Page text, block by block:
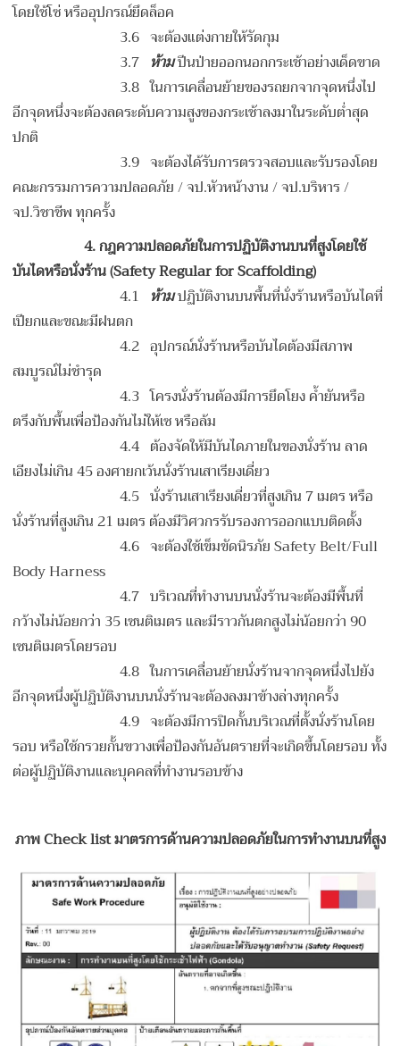
โดยใช้โซ่ หรืออุปกรณ์ยึดล็อค
3.6 จะต้องแต่งกายให้รัดกุม
3.7 ห้ามปีนป่ายออกนอกกระเช้าอย่างเด็ดขาด
3.8 ในการเคลื่อนย้ายของรถยกจากจุดหนึ่งไป
อีกจุดหนึ่งจะต้องลดระดับความสูงของกระเช้าลงมาในระดับต่ำสุด
ปกติ
3.9 จะต้องได้รับการตรวจสอบและรับรองโดย
คณะกรรมการความปลอดภัย / จป.หัวหน้างาน / จป.บริหาร /
จป.วิชาชีพ ทุกครั้ง
4. กฎความปลอดภัยในการปฏิบัติงานบนที่สูงโดยใช้
บันไดหรือนั่งร้าน(Safety Regular for Scaffolding)
4.1 ห้ามปฏิบัติงานบนพื้นที่นั่งร้านหรือบันไดที่
เปียกและขณะมีฝนตก
4.2 อุปกรณ์นั่งร้านหรือบันไดต้องมีสภาพ
สมบูรณ์ไม่ชำรุด
4.3 โครงนั่งร้านต้องมีการยึดโยง ค้ำยันหรือ
ตรึงกับพื้นเพื่อป้องกันไม่ให้เซ หรือล้ม
4.4 ต้องจัดให้มีบันไดภายในของนั่งร้าน ลาด
เอียงไม่เกิน 45 องศายกเว้นนั่งร้านเสาเรียงเดี่ยว
4.5 นั่งร้านเสาเรียงเดี่ยวที่สูงเกิน 7 เมตร หรือ
นั่งร้านที่สูงเกิน 21 เมตร ต้องมีวิศวกรรับรองการออกแบบติดตั้ง
4.6 จะต้องใช้เข็มขัดนิรภัย Safety Belt/Full
Body Harness
4.7 บริเวณที่ทำงานบนนั่งร้านจะต้องมีพื้นที่
กว้างไม่น้อยกว่า 35 เซนติเมตร และมีราวกันตกสูงไม่น้อยกว่า 90
เซนติเมตรโดยรอบ
4.8 ในการเคลื่อนย้ายนั่งร้านจากจุดหนึ่งไปยัง
อีกจุดหนึ่งผู้ปฏิบัติงานบนนั่งร้านจะต้องลงมาข้างล่างทุกครั้ง
4.9 จะต้องมีการปิดกั้นบริเวณที่ตั้งนั่งร้านโดย
รอบ หรือใช้กรวยกั้นขวางเพื่อป้องกันอันตรายที่จะเกิดขึ้นโดยรอบ ทั้ง
ต่อผู้ปฏิบัติงานและบุคคลที่ทำงานรอบข้าง
ภาพCheck list มาตรการด้านความปลอดภัยในการทำงานบนที่สูง